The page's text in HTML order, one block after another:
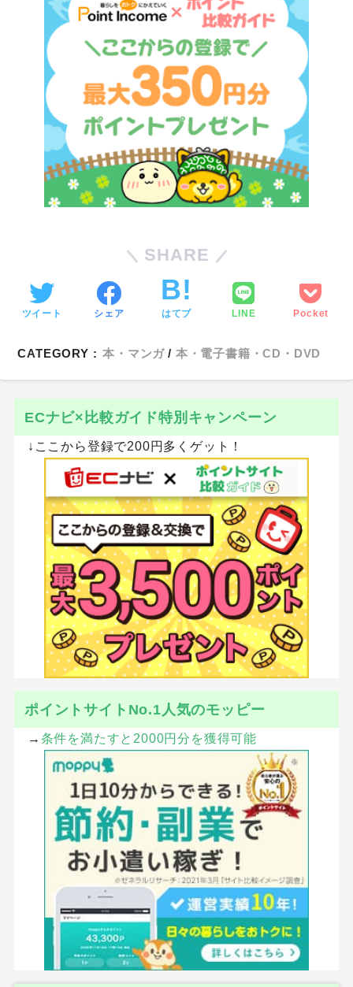
SHARE
ツイート シェア はてブ LINE Pocket
CATEGORY : 本・マンガ 本・電子書籍・CD・DVD
ECナビ×比較ガイド特別キャンペーン
↓ここから登録で200円多くゲット！
ポイントサイトNo.1人気のモッピー
→ 条件を満たすと2000円分を獲得可能